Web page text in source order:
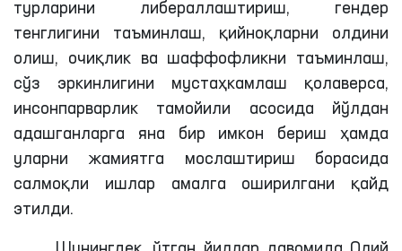
турларини либераллаштириш, гендер
тенглигини таъминлаш, қийноқларни олдини
олиш, очиқлик ва шаффофликни таъминлаш,
сўз эркинлигини мустаҳкамлаш қолаверса,
инсонпарварлик тамойили асосида йўлдан
адашганларга яна бир имкон бериш ҳамда
уларни жамиятга мослаштириш борасида
салмоқли ишлар амалга оширилгани қайд
этилди.